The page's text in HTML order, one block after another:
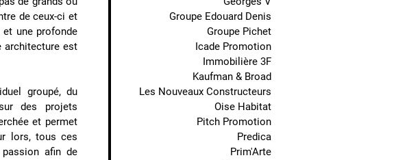
de ceux-ci et
une profonde
architecture est
groupé, du
des projets
et permet
lors, tous ces
afin de
Groupe Edouard Denis
Groupe Pichet
Icade Promotion
Immobilière 3F
Kaufman & Broad
Les Nouveaux Constructeurs
Oise Habitat
Pitch Promotion
Predica
Prim'Arte